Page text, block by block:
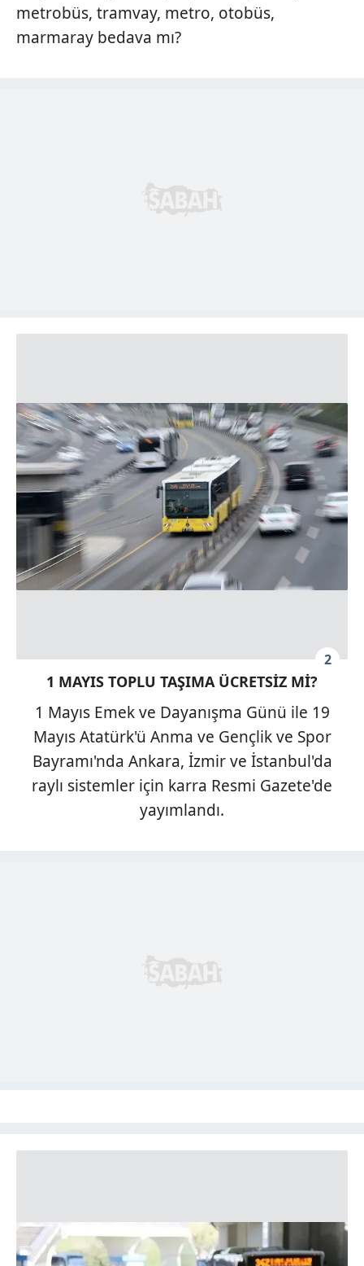
metrobüs, tramvay, metro, otobüs,
marmaray bedava mı?
2
1 MAYIS TOPLU TAŞIMA ÜCRETSİZ Mİ?
1 Mayıs Emek ve Dayanışma Günü ile 19
Mayıs Atatürk'ü Anma ve Gençlik ve Spor
Bayramı'nda Ankara, İzmir ve İstanbul'da
raylı sistemler için karra Resmi Gazete'de
yayımlandı.